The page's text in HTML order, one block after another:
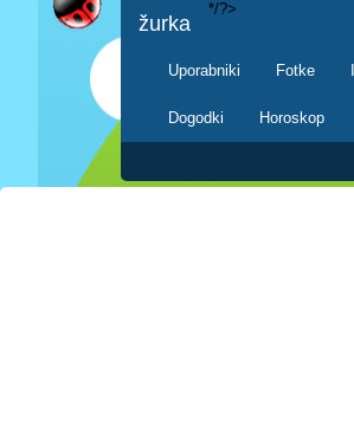
žurka
Uporabniki Fotke
Dogodki Horoskop
*/?>